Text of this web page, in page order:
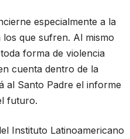
especialmente a la
que sufren. Al mismo
forma de violencia
cuenta dentro de la
al Santo Padre el informe
futuro.
Instituto Latinoamericano